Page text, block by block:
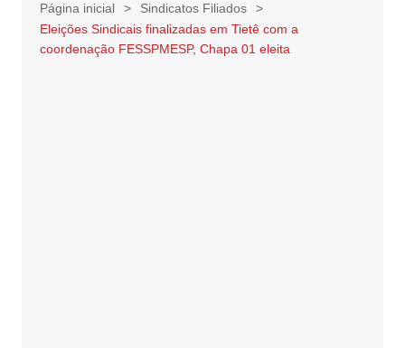
Página inicial
Sindicatos Filiados
Eleições Sindicais finalizadas em Tietê com a
coordenação FESSPMESP, Chapa 01 eleita